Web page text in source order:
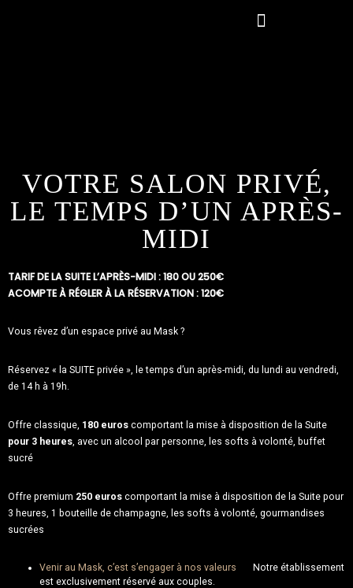
VOTRE SALON PRIVÉ,
LE TEMPS D’UN APRÈS-
MIDI
TARIF DE LA SUITE L’APRÈS-MIDI : 180 OU 250€
ACOMPTE À RÉGLER À LA RÉSERVATION : 120€
Vous rêvez d’un espace privé au Mask ?
Réservez « la SUITE privée », le temps d’un après-midi, du lundi au vendredi,
de 14 h à 19h.
Offre classique, 180 euros comportant la mise à disposition de la Suite
pour 3 heures , avec un alcool par personne, les softs à volonté, buffet
sucré
Offre premium 250 euros comportant la mise à disposition de la Suite pour
3 heures, 1 bouteille de champagne, les softs à volonté, gourmandises
sucrées
Venir au Mask, c’est s’engager à nos valeurs Notre établissement
est exclusivement réservé aux couples.